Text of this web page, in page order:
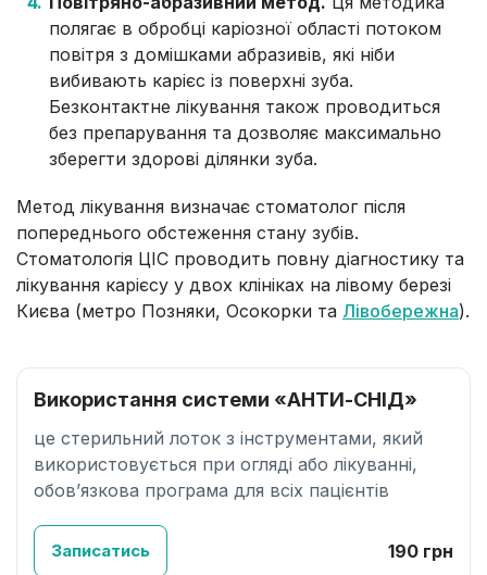
полягає в обробці каріозної області потоком
повітря з домішками абразивів, які ніби
вибивають карієс із поверхні зуба.
Безконтактне лікування також проводиться
без препарування та дозволяє максимально
зберегти здорові ділянки зуба.
Метод лікування визначає стоматолог після
попереднього обстеження стану зубів.
Стоматологія ЦІС проводить повну діагностику та
лікування карієсу у двох клініках на лівому березі
Києва (метро Позняки, Осокорки та Лівобережна).
Використання системи «АНТИ-СНІД»
це стерильний лоток з інструментами, який
використовується при огляді або лікуванні,
обов’язкова програма для всіх пацієнтів
190 грн
Записатись